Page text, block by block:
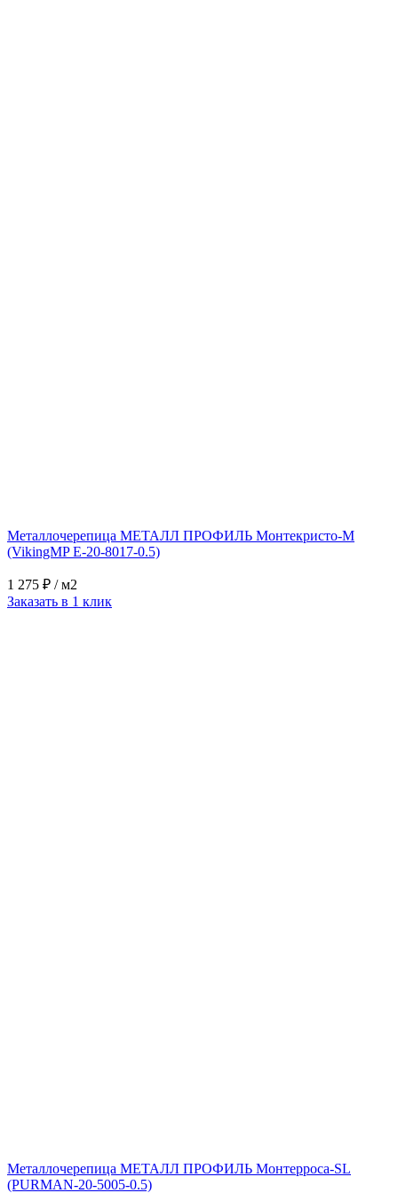
Металлочерепица МЕТАЛЛ ПРОФИЛЬ Монтекристо-M
(VikingMP E-20-8017-0.5)
1 275 ₽ / м2
Заказать в 1 клик
Металлочерепица МЕТАЛЛ ПРОФИЛЬ Монтерроса-SL
(PURMAN-20-5005-0.5)